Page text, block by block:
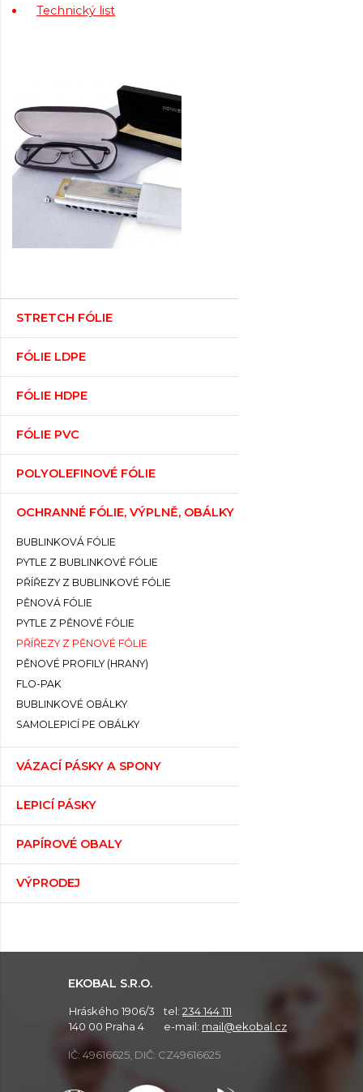
Technický list
STRETCH FÓLIE
FÓLIE LDPE
FÓLIE HDPE
FÓLIE PVC
POLYOLEFINOVÉ FÓLIE
OCHRANNÉ FÓLIE, VÝPLNĚ, OBÁLKY
BUBLINKOVÁ FÓLIE
PYTLE Z BUBLINKOVÉ FÓLIE
PŘÍŘEZY Z BUBLINKOVÉ FÓLIE
PĚNOVÁ FÓLIE
PYTLE Z PĚNOVÉ FÓLIE
PŘÍŘEZY Z PĚNOVÉ FÓLIE
PĚNOVÉ PROFILY (HRANY)
FLO-PAK
BUBLINKOVÉ OBÁLKY
SAMOLEPICÍ PE OBÁLKY
VÁZACÍ PÁSKY A SPONY
LEPICÍ PÁSKY
PAPÍROVÉ OBALY
VÝPRODEJ
EKOBAL S.R.O.
Hráského 1906/3
140 00 Praha 4
tel: 234 144 111
e-mail: mail@ekobal.cz
IČ: 49616625, DIČ: CZ49616625